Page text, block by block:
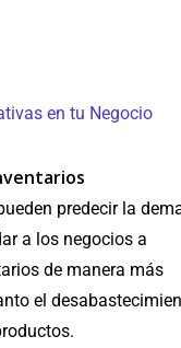
en tu Negocio
predecir la
a los negocios a
de manera más
el